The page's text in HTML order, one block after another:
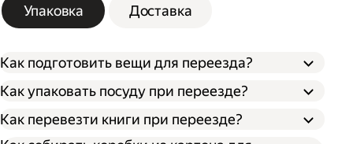
Упаковка Доставка
Как подготовить вещи для переезда?
Сначала упакуйте предметы интерьера,
обувь и одежду, которые не понадобятся в
Как упаковать посуду при переезде?
Застелите дно коробки поролоном,
синтепоном или другим мягким
Как перевезти книги при переезде?